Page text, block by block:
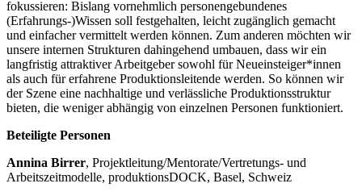
fokussieren: Bislang vornehmlich personengebundenes
(Erfahrungs-)Wissen soll festgehalten, leicht zugänglich gemacht
und einfacher vermittelt werden können. Zum anderen möchten wir
unsere internen Strukturen dahingehend umbauen, dass wir ein
langfristig attraktiver Arbeitgeber sowohl für Neueinsteiger*innen
als auch für erfahrene Produktionsleitende werden. So können wir
der Szene eine nachhaltige und verlässliche Produktionsstruktur
bieten, die weniger abhängig von einzelnen Personen funktioniert.
Beteiligte Personen
Annina Birrer, Projektleitung/Mentorate/Vertretungs- und
Arbeitszeitmodelle, produktionsDOCK, Basel, Schweiz